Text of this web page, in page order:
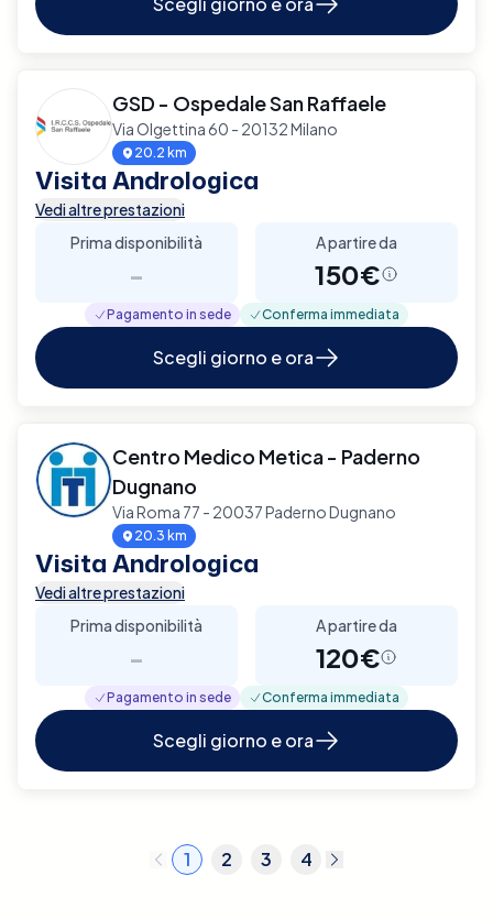
GSD - Ospedale San Raffaele
Via Olgettina 60 - 20132 Milano
20.2 km
Visita Andrologica
Vedi altre prestazioni
Prima disponibilità
-
A partire da
150€
Pagamento in sede Conferma immediata
Scegli giorno e ora
Centro Medico Metica - Paderno
Dugnano
Via Roma 77 - 20037 Paderno Dugnano
20.3 km
Visita Andrologica
Vedi altre prestazioni
Prima disponibilità
-
A partire da
120€
Pagamento in sede Conferma immediata
Scegli giorno e ora
1 2 3 4